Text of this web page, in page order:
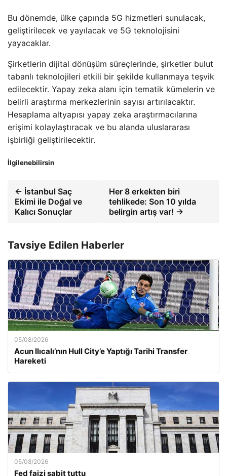
Bu dönemde, ülke çapında 5G hizmetleri sunulacak,
geliştirilecek ve yayılacak ve 5G teknolojisini
yayacaklar.
Şirketlerin dijital dönüşüm süreçlerinde, şirketler bulut
tabanlı teknolojileri etkili bir şekilde kullanmaya teşvik
edilecektir. Yapay zeka alanı için tematik kümelerin ve
belirli araştırma merkezlerinin sayısı artırılacaktır.
Hesaplama altyapısı yapay zeka araştırmacılarına
erişimi kolaylaştıracak ve bu alanda uluslararası
işbirliği geliştirilecektir.
İlgilenebilirsin
← İstanbul Saç
Ekimi ile Doğal ve
Kalıcı Sonuçlar
Her 8 erkekten biri
tehlikede: Son 10 yılda
belirgin artış var! →
Tavsiye Edilen Haberler
05/08/2026
Acun Ilıcalı’nın Hull City’e Yaptığı Tarihi Transfer
Hareketi
05/08/2026
Fed faizi sabit tuttu